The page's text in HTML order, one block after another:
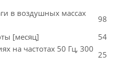
в воздушных массах
98
[месяц]
54
на частотах 50 Гц, 300
25